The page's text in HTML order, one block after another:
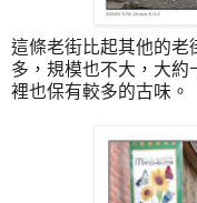
這條老街比起其他的老
多，規模也不大，大約
裡也保有較多的古味。